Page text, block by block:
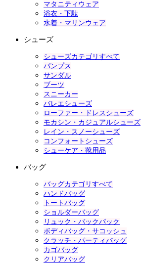
マタニティウェア
浴衣・下駄
水着・マリンウェア
シューズ
シューズカテゴリすべて
パンプス
サンダル
ブーツ
スニーカー
バレエシューズ
ローファー・ドレスシューズ
モカシン・カジュアルシューズ
レイン・スノーシューズ
コンフォートシューズ
シューケア・靴用品
バッグ
バッグカテゴリすべて
ハンドバッグ
トートバッグ
ショルダーバッグ
リュック・バックパック
ボディバッグ・サコッシュ
クラッチ・パーティバッグ
カゴバッグ
クリアバッグ